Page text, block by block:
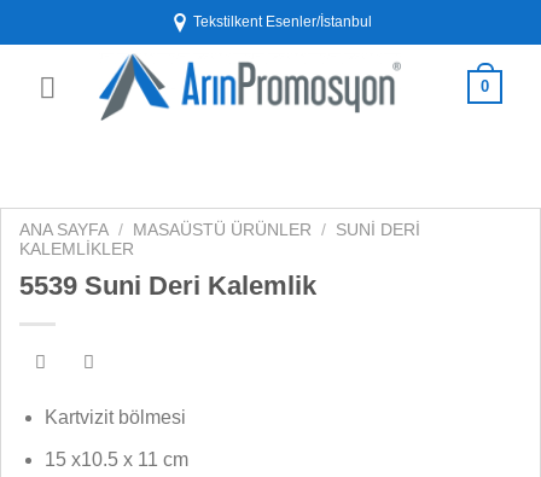
atla
Tekstilkent Esenler/İstanbul
0
ANA SAYFA / MASAÜSTÜ ÜRÜNLER / SUNI DERI
KALEMLIKLER
5539 Suni Deri Kalemlik
Kartvizit bölmesi
15 x10.5 x 11 cm